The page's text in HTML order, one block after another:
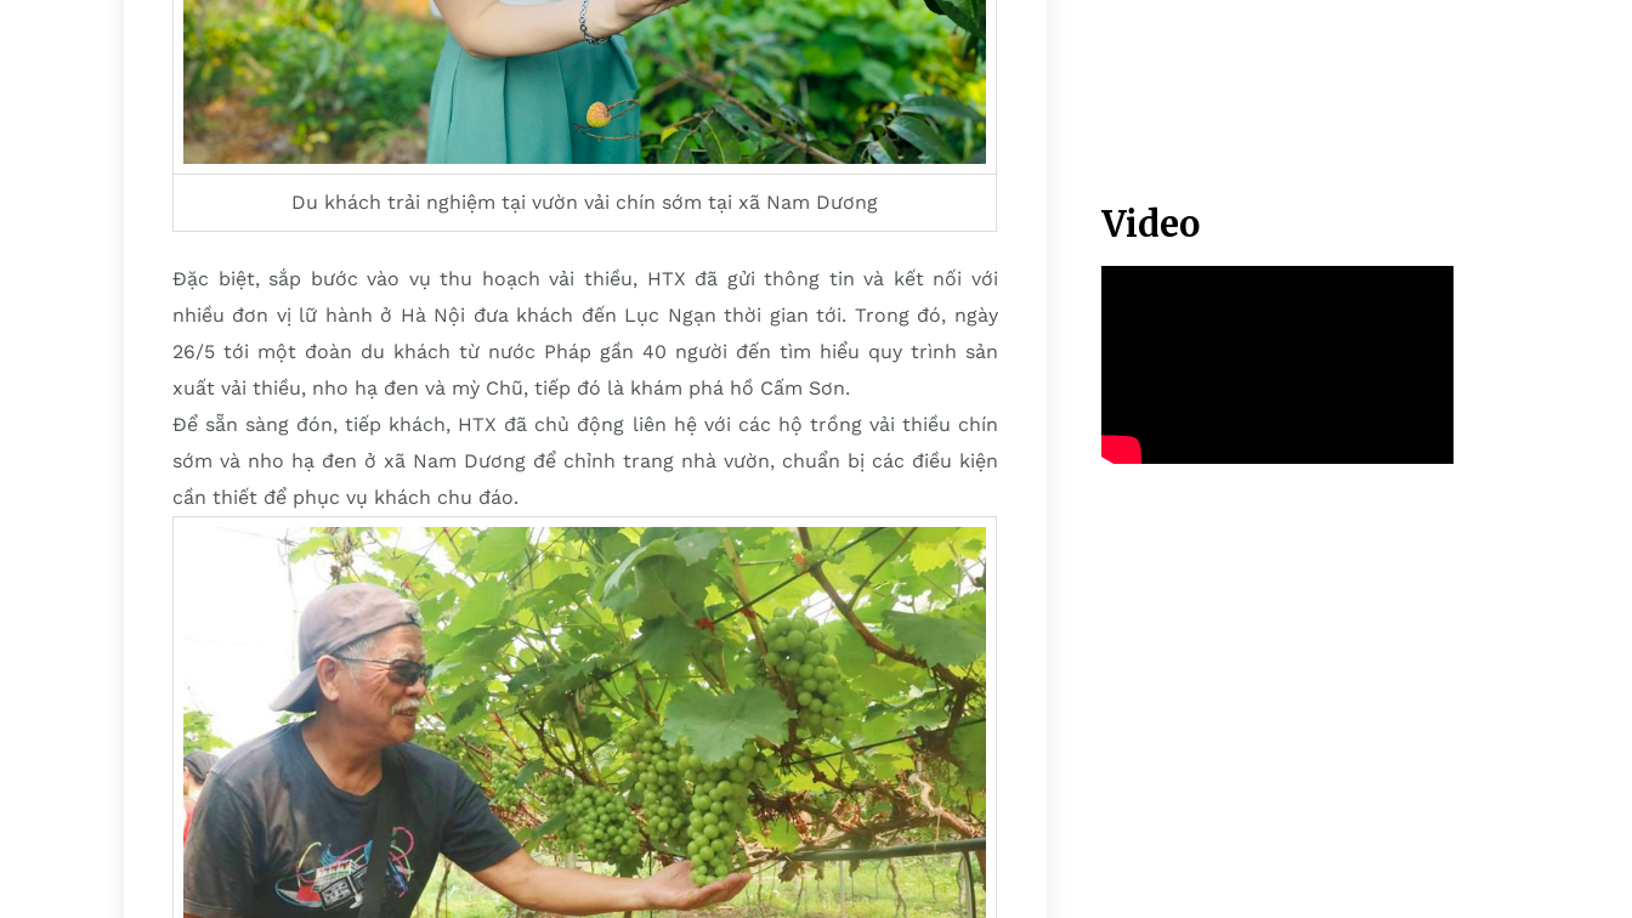
Du khách trải nghiệm tại vườn vải chín sớm tại xã Nam Dương
Đặc biệt, sắp bước vào vụ thu hoạch vải thiều, HTX đã gửi thông tin và kết nối với
nhiều đơn vị lữ hành ở Hà Nội đưa khách đến Lục Ngạn thời gian tới. Trong đó, ngày
26/5 tới một đoàn du khách từ nước Pháp gần 40 người đến tìm hiểu quy trình sản
xuất vải thiều, nho hạ đen và mỳ Chũ, tiếp đó là khám phá hồ Cấm Sơn.
Để sẵn sàng đón, tiếp khách, HTX đã chủ động liên hệ với các hộ trồng vải thiều chín
sớm và nho hạ đen ở xã Nam Dương để chỉnh trang nhà vườn, chuẩn bị các điều kiện
cần thiết để phục vụ khách chu đáo.
Video